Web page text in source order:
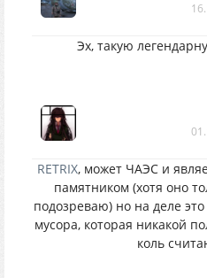
Эх, такую
RETRIX, может ЧАЭС и
памятником (хотя оно
подозреваю) но на деле
мусора, которая никакой
коль